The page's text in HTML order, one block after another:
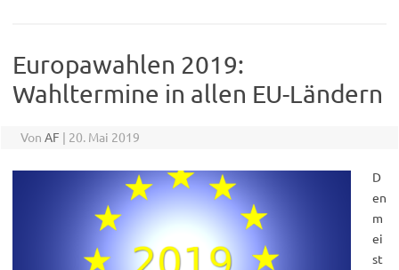
Europawahlen 2019:
Wahltermine in allen EU-Ländern
Von AF | 20. Mai 2019
D
en
m
ei
st